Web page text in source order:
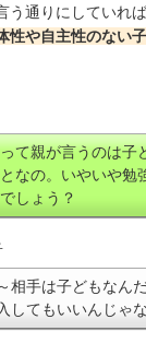
う通りにしていれ
性や自主性のない
て親が言うのは子
なの。いやいや勉
しょう？
相手は子どもなん
してもいいんじゃ